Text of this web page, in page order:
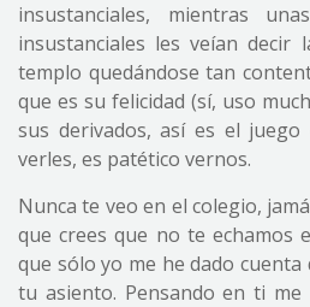
insustanciales, mientras
insustanciales les veían decir
templo quedándose tan
que es su felicidad (sí, uso
sus derivados, así es el juego
verles, es patético vernos.
Nunca te veo en el colegio,
que crees que no te echamos
que sólo yo me he dado
tu asiento. Pensando en ti